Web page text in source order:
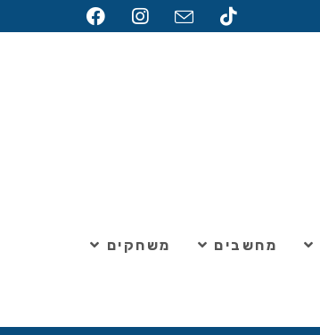
מחשבים משחקים